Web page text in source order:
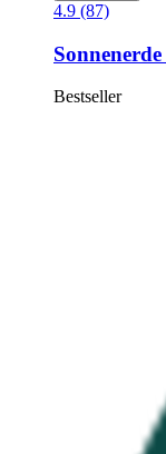
4.9 (87)
Sonnenerde
Bestseller